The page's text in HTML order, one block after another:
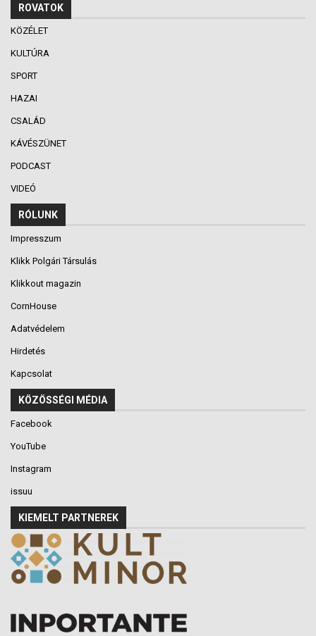
ROVATOK
KÖZÉLET
KULTÚRA
SPORT
HAZAI
CSALÁD
KÁVÉSZÜNET
PODCAST
VIDEÓ
RÓLUNK
Impresszum
Klikk Polgári Társulás
Klikkout magazin
CornHouse
Adatvédelem
Hirdetés
Kapcsolat
KÖZÖSSÉGI MÉDIA
Facebook
YouTube
Instagram
issuu
KIEMELT PARTNEREK